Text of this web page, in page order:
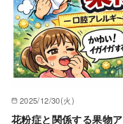
2025/12/30(火)
花粉症と関係する果物